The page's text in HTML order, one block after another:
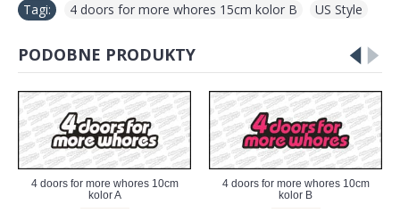
Tagi: 4 doors for more whores 15cm kolor B US Style
PODOBNE PRODUKTY
4 doors for more whores 10cm
kolor A
4 doors for more whores 10cm
kolor B